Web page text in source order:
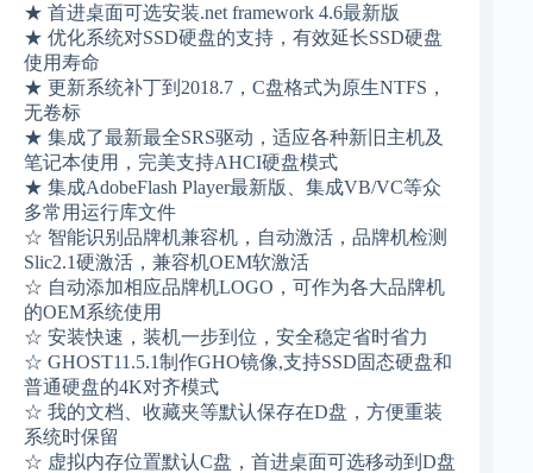
★ 首进桌面可选安装.net framework 4.6最新版
★ 优化系统对SSD硬盘的支持，有效延长SSD硬盘
使用寿命
★ 更新系统补丁到2018.7，C盘格式为原生NTFS，
无卷标
★ 集成了最新最全SRS驱动，适应各种新旧主机及
笔记本使用，完美支持AHCI硬盘模式
★ 集成AdobeFlash Player最新版、集成VB/VC等众
多常用运行库文件
☆ 智能识别品牌机兼容机，自动激活，品牌机检测
Slic2.1硬激活，兼容机OEM软激活
☆ 自动添加相应品牌机LOGO，可作为各大品牌机
的OEM系统使用
☆ 安装快速，装机一步到位，安全稳定省时省力
☆ GHOST11.5.1制作GHO镜像,支持SSD固态硬盘和
普通硬盘的4K对齐模式
☆ 我的文档、收藏夹等默认保存在D盘，方便重装
系统时保留
☆ 虚拟内存位置默认C盘，首进桌面可选移动到D盘